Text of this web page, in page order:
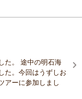
た。 途中の明石海
た。今回はうずしお
アーに参加しまし